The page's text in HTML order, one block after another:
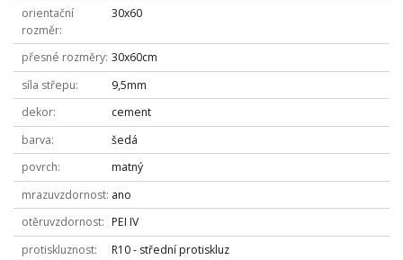
orientační
rozměr
30x60
přesné rozměry 30x60cm
síla střepu
9,5mm
dekor
cement
barva
šedá
povrch
matný
mrazuvzdornost ano
otěruvzdornost
PEI IV
protiskluznost
R10 - střední protiskluz